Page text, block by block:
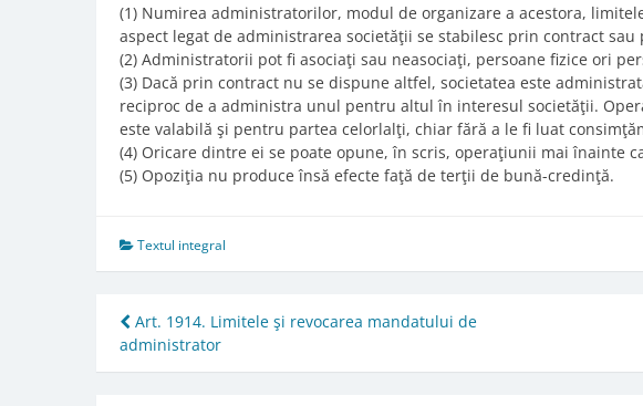
(1) Numirea administratorilor, modul de organizare a acestora,
aspect legat de administrarea societăţii se stabilesc prin contract sau
(2) Administratorii pot fi asociaţi sau neasociaţi, persoane fizice ori
(3) Dacă prin contract nu se dispune altfel, societatea este
reciproc de a administra unul pentru altul în interesul societăţii.
este valabilă şi pentru partea celorlalţi, chiar fără a le fi luat
(4) Oricare dintre ei se poate opune, în scris, operaţiunii mai înainte
(5) Opoziţia nu produce însă efecte faţă de terţii de bună-credinţă.
Textul integral
Post
navigation
Art. 1914. Limitele şi revocarea mandatului de
administrator